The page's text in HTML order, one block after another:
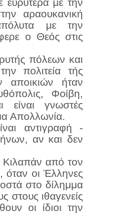
αραουκανική
με την
ο Θεός στις
πόλεων και
πολιτεία τής
ήταν
Φοίβη,
είναι γνωστές
Απολλωνία.
αντιγραφή -
αν και δεν
από τον
όταν οι Έλληνες
στο δίλημμα
ιθαγενείς
οι ίδιοι την